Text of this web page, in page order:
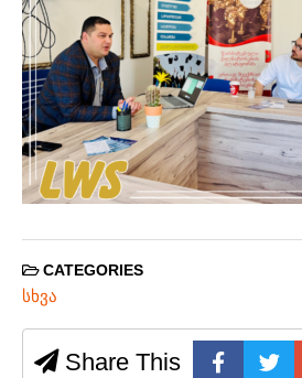
CATEGORIES
სხვა
Share This